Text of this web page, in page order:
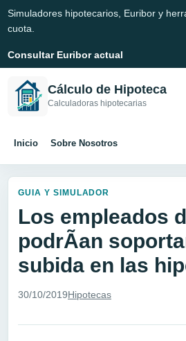
Simuladores hipotecarios, Euribor y
cuota.
Consultar Euribor actual
Cálculo de Hipoteca
Calculadoras hipotecarias
Inicio Sobre Nosotros
GUIA Y SIMULADOR
Los empleados
podrÃ­an
subida en las
30/10/2019Hipotecas